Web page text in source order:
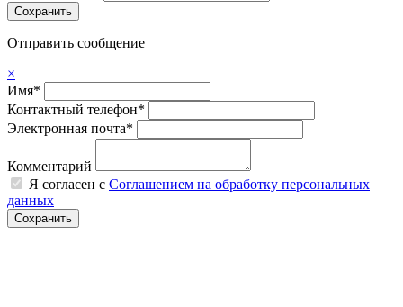
Отправить сообщение
×
Имя*
Контактный телефон*
Электронная почта*
Комментарий
Я согласен с Соглашением на обработку персональных
данных